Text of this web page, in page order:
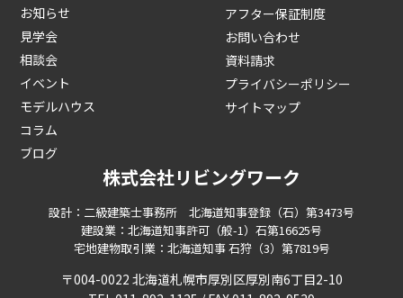
お知らせ
見学会
相談会
イベント
モデルハウス
コラム
ブログ
アフター保証制度
お問い合わせ
資料請求
プライバシーポリシー
サイトマップ
株式会社リビングワーク
設計：二級建築士事務所 北海道知事登録（石）第3473号
建設業：北海道知事許可（般-1）石第16625号
宅地建物取引業：北海道知事 石狩（3）第7819号
〒004-0022 北海道札幌市厚別区厚別南6丁目2-10